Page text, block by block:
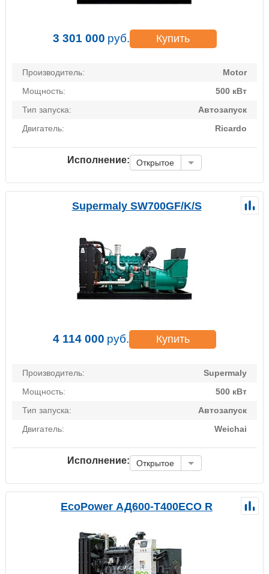
3 301 000 руб. Купить
Производитель:
Motor
Мощность:
500 кВт
Тип запуска:
Автозапуск
Двигатель:
Ricardo
Исполнение: Открытое
Supermaly SW700GF/K/S
4 114 000 руб. Купить
Производитель:
Supermaly
Мощность:
500 кВт
Тип запуска:
Автозапуск
Двигатель:
Weichai
Исполнение: Открытое
EcoPower АД600-T400ECO R